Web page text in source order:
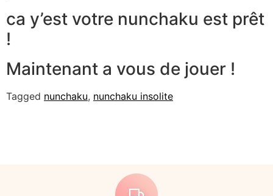
ca y’est votre nunchaku est prêt
!
Maintenant a vous de jouer !
Tagged nunchaku, nunchaku insolite